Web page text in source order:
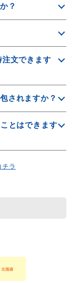
？
能です。価格表に
付けしています。
。
文できます
りご注文いただけ
依頼
」をお願い
されますか？
包です。
入れて発送いたし
さい。
とはできます
。
ットまでご選択
チラ